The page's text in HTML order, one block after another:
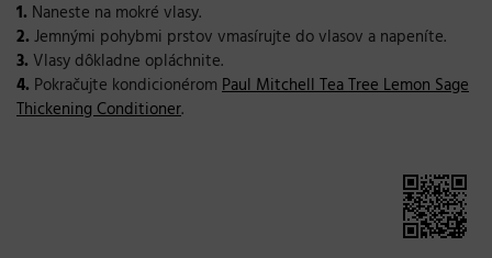
1. Naneste na mokré vlasy.
2. Jemnými pohybmi prstov vmasírujte do vlasov a napeníte.
3. Vlasy dôkladne opláchnite.
4. Pokračujte kondicionérom Paul Mitchell Tea Tree Lemon Sage
Thickening Conditioner.